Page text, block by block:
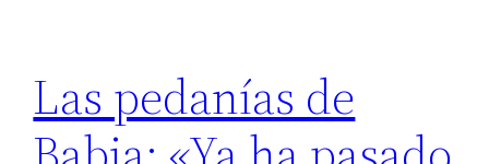
Las pedanías de